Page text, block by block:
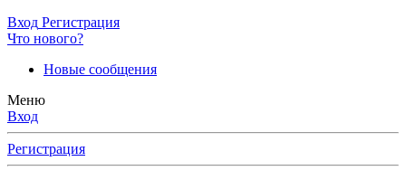
Вход Регистрация
Что нового?
Новые сообщения
Меню
Вход
Регистрация